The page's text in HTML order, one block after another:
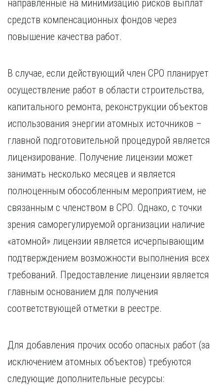
направленные на минимизацию рисков выплат
средств компенсационных фондов через
повышение качества работ.
В случае, если действующий член СРО планирует
осуществление работ в области строительства,
капитального ремонта, реконструкции объектов
использования энергии атомных источников –
главной подготовительной процедурой является
лицензирование. Получение лицензии может
занимать несколько месяцев и является
полноценным обособленным мероприятием, не
связанным с членством в СРО. Однако, с точки
зрения саморегулируемой организации наличие
«атомной» лицензии является исчерпывающим
подтверждением возможности выполнения всех
требований. Предоставление лицензии является
главным основанием для получения
соответствующей отметки в реестре.
Для добавления прочих особо опасных работ (за
исключением атомных объектов) требуются
следующие дополнительные ресурсы: